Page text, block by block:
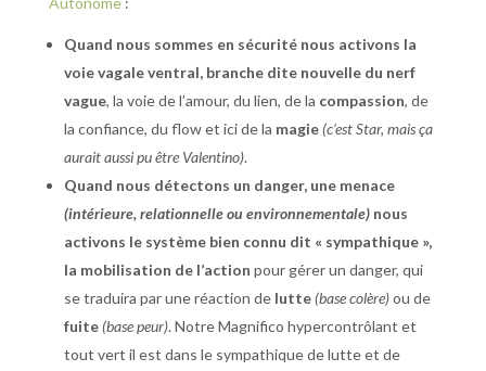
Quand nous sommes en sécurité nous activons la
voie vagale ventral, branche dite nouvelle du nerf
vague, la voie de l’amour, du lien, de la compassion, de
la confiance, du flow et ici de la magie (c’est Star, mais ça
aurait aussi pu être Valentino).
Quand nous détectons un danger, une menace
(intérieure, relationnelle ou environnementale)nous
activons le système bien connu dit « sympathique »,
la mobilisation de l’action pour gérer un danger, qui
se traduira par une réaction de lutte (base colère)ou de
fuite (base peur). Notre Magnifico hypercontrôlant et
tout vert il est dans le sympathique de lutte et de